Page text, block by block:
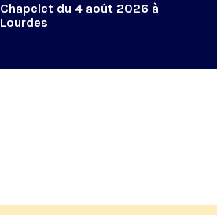
Chapelet du 4 août 2026 à
Lourdes